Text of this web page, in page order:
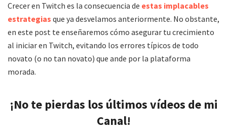
Crecer en Twitch es la consecuencia de estas implacables
estrategias que ya desvelamos anteriormente. No obstante,
en este post te enseñaremos cómo asegurar tu crecimiento
al iniciar en Twitch, evitando los errores típicos de todo
novato (o no tan novato) que ande por la plataforma
morada.
¡No te pierdas los últimos vídeos de mi
Canal!